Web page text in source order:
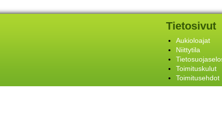
Tietosivut
Aukioloajat
Niittytila
Toimituskulut
Toimitusehdot